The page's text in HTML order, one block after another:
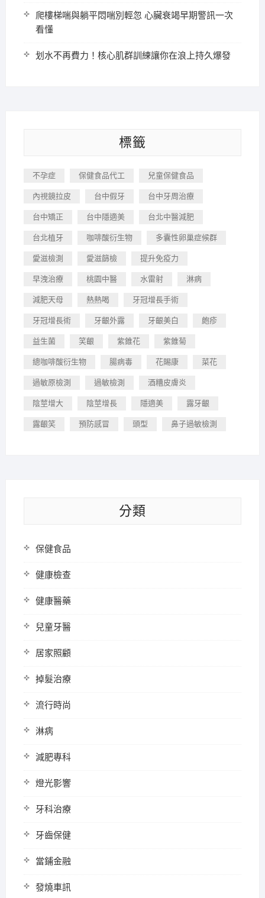
爬樓梯喘與躺平悶喘別輕忽 心臟衰竭早期警訊一次
看懂
划水不再費力！核心肌群訓練讓你在浪上持久爆發
標籤
不孕症 保健食品代工 兒童保健食品
內視鏡拉皮 台中假牙 台中牙周治療
台中矯正 台中隱適美 台北中醫減肥
台北植牙 咖啡酸衍生物 多囊性卵巢症候群
愛滋檢測 愛滋篩檢 提升免疫力
早洩治療 桃園中醫 水雷射 淋病
減肥天母 熱熱喝 牙冠增長手術
牙冠增長術 牙齦外露 牙齦美白 皰疹
益生菌 笑齦 紫錐花 紫錐菊
總咖啡酸衍生物 腸病毒 花賜康 菜花
過敏原檢測 過敏檢測 酒糟皮膚炎
陰莖增大 陰莖增長 隱適美 露牙齦
露齦笑 預防感冒 頭型 鼻子過敏檢測
分類
保健食品
健康檢查
健康醫藥
兒童牙醫
居家照顧
掉髮治療
流行時尚
淋病
減肥專科
燈光影響
牙科治療
牙齒保健
當鋪金融
發燒車訊